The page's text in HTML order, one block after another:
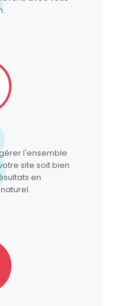
l'ensemble
site soit bien
en